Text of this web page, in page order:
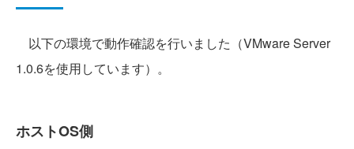
以下の環境で動作確認を行いました（VMware Server
1.0.6を使用しています）。
ホストOS側